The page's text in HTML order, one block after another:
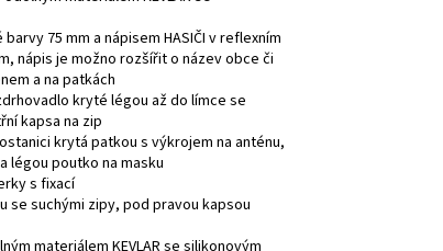
75 mm a nápisem HASIČI v reflexním
nápis je možno rozšířit o název obce či
a na patkách
kryté légou až do límce se
kapsa na zip
krytá patkou s výkrojem na anténu,
légou poutko na masku
s fixací
suchými zipy, pod pravou kapsou